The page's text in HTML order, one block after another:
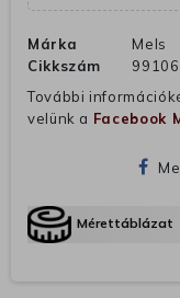
Márka
Mels
Cikkszám
99106
További
velünk a Facebook
Mérettáblázat